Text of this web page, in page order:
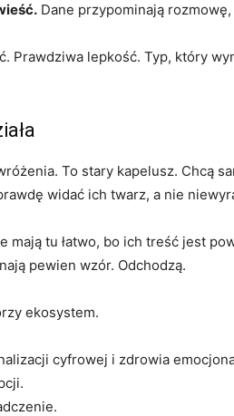
Dane przypominają
Prawdziwa lepkość. Typ, który
To stary kapelusz. Chcą
widać ich twarz, a nie
mają tu łatwo, bo ich treść jest
pewien wzór. Odchodzą.
ekosystem.
cyfrowej i zdrowia